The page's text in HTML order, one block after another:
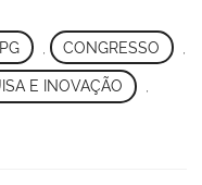
CONGRESSO
E INOVAÇÃO ,